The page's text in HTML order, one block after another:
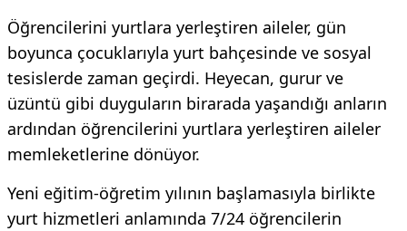
Öğrencilerini yurtlara yerleştiren aileler, gün
boyunca çocuklarıyla yurt bahçesinde ve sosyal
tesislerde zaman geçirdi. Heyecan, gurur ve
üzüntü gibi duyguların birarada yaşandığı anların
ardından öğrencilerini yurtlara yerleştiren aileler
memleketlerine dönüyor.
Yeni eğitim-öğretim yılının başlamasıyla birlikte
yurt hizmetleri anlamında 7/24 öğrencilerin